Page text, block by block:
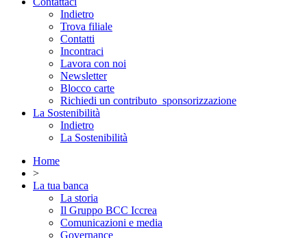
Indietro
Trova filiale
Contatti
Incontraci
Lavora con noi
Newsletter
Blocco carte
Richiedi un contributo_sponsorizzazione
La Sostenibilità
Indietro
La Sostenibilità
Home
>
La tua banca
La storia
Il Gruppo BCC Iccrea
Comunicazioni e media
Governance